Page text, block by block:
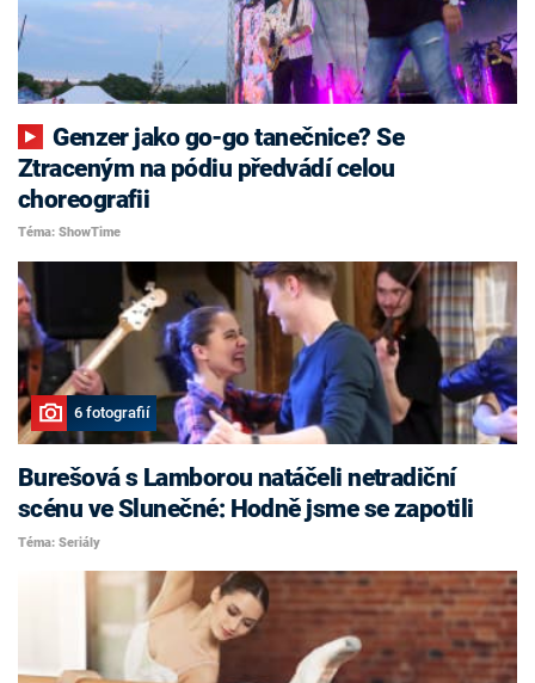
Genzer jako go-go tanečnice? Se
Ztraceným na pódiu předvádí celou
choreografii
Téma: ShowTime
6 fotografií
Burešová s Lamborou natáčeli netradiční
scénu ve Slunečné: Hodně jsme se zapotili
Téma: Seriály